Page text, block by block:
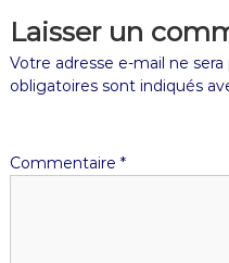
Laisser un
Votre adresse e-mail ne sera
obligatoires sont indiqués
Commentaire *